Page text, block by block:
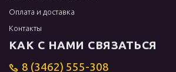
Оплата и доставка
Контакты
КАК С НАМИ СВЯЗАТЬСЯ
8 (3462) 555-308